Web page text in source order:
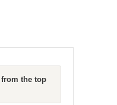
the top